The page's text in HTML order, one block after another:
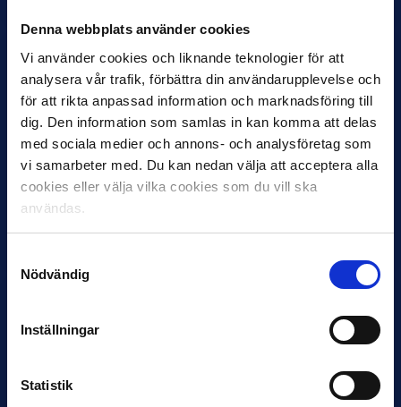
Denna webbplats använder cookies
Vi använder cookies och liknande teknologier för att
analysera vår trafik, förbättra din användarupplevelse och
för att rikta anpassad information och marknadsföring till
dig. Den information som samlas in kan komma att delas
med sociala medier och annons- och analysföretag som
vi samarbeter med. Du kan nedan välja att acceptera alla
cookies eller välja vilka cookies som du vill ska
användas.
Nödvändig
Inställningar
Statistik
12 JUNI
Favorit i repris för Sirius i maj
Samma vinnare som i…
VM-spelare med förflutet i Allsvenskan